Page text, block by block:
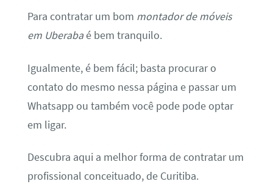
Para contratar um bom montador de móveis
em Uberabaé bem tranquilo.
Igualmente, é bem fácil; basta procurar o
contato do mesmo nessa página e passar um
Whatsapp ou também você pode pode optar
em ligar.
Descubra aqui a melhor forma de contratar um
profissional conceituado, de Curitiba.